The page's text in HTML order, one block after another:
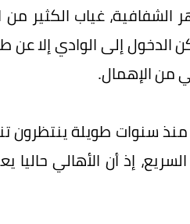
غياب الكثير من
الدخول إلى الوادي
من الإهمال.
سنوات طويلة ينتظرون
إذ أن الأهالي